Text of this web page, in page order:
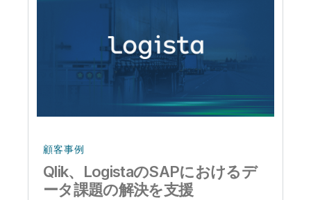
顧客事例
Qlik、LogistaのSAPにおけるデ
ータ課題の解決を支援